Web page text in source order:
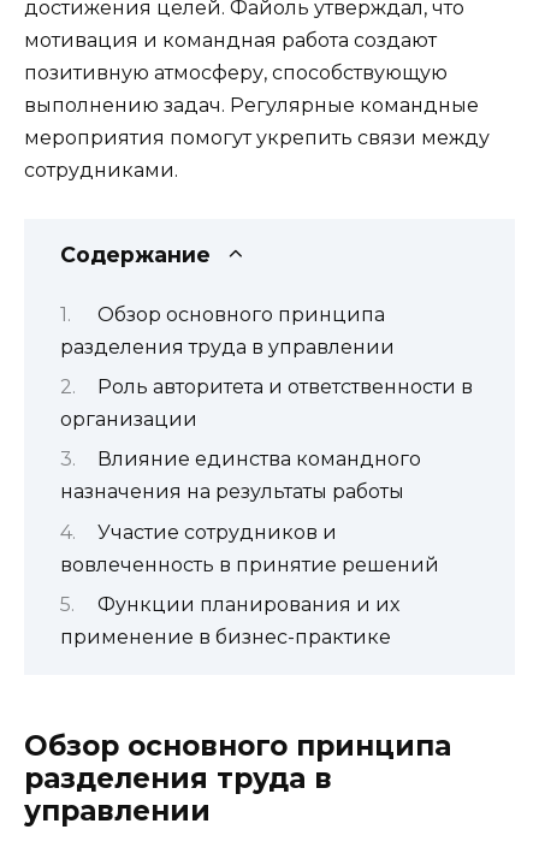
достижения целей. Файоль утверждал, что
мотивация и командная работа создают
позитивную атмосферу, способствующую
выполнению задач. Регулярные командные
мероприятия помогут укрепить связи между
сотрудниками.
Содержание
Обзор основного принципа
разделения труда в управлении
Роль авторитета и ответственности в
организации
Влияние единства командного
назначения на результаты работы
Участие сотрудников и
вовлеченность в принятие решений
Функции планирования и их
применение в бизнес-практике
Обзор основного принципа
разделения труда в
управлении